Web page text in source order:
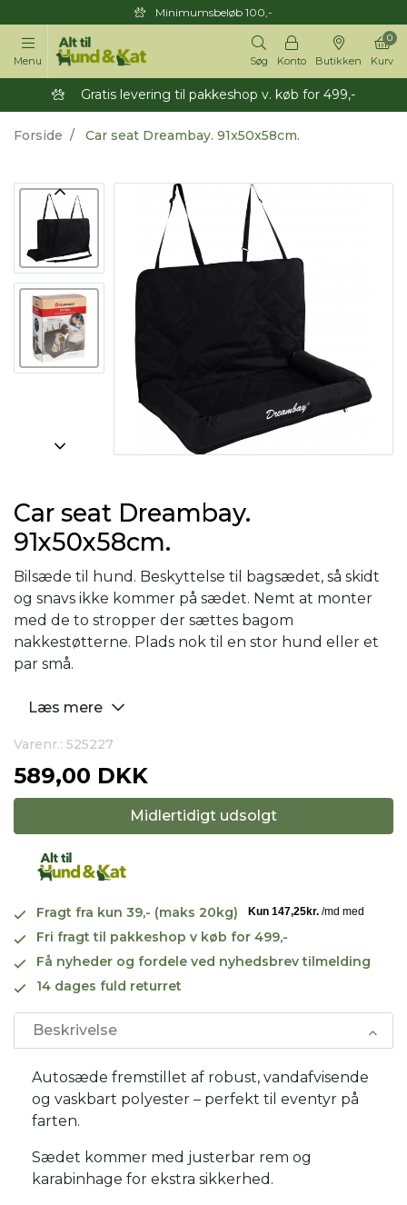
Minimumsbeløb 100,-
Menu Søg Konto Butikken Kurv
0
Gratis levering til pakkeshop v. køb for 499,-
Forside Car seat Dreambay. 91x50x58cm.
Car seat Dreambay.
91x50x58cm.
Bilsæde til hund. Beskyttelse til bagsædet, så skidt
og snavs ikke kommer på sædet. Nemt at monter
med de to stropper der sættes bagom
nakkestøtterne. Plads nok til en stor hund eller et
par små.
Læs mere
Varenr.: 525227
589,00 DKK
Midlertidigt udsolgt
Fragt fra kun 39,- (maks 20kg)
Fri fragt til pakkeshop v køb for 499,-
Få nyheder og fordele ved nyhedsbrev tilmelding
14 dages fuld returret
Beskrivelse
Autosæde fremstillet af robust, vandafvisende
og vaskbart polyester – perfekt til eventyr på
farten.
Sædet kommer med justerbar rem og
karabinhage for ekstra sikkerhed.